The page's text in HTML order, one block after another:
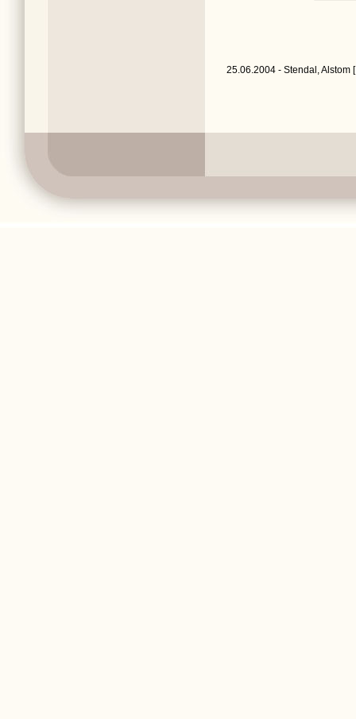
25.06.2004 - Stendal, Alstom